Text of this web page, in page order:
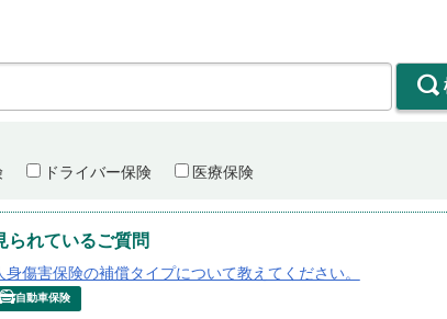
ドライバー保険 医療保険
られているご質問
身傷害保険の補償タイプについて教えてください。
自動車保険